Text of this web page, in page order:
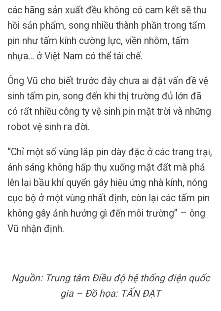
các hãng sản xuất đều không có cam kết sẽ thu
hồi sản phẩm, song nhiều thành phần trong tấm
pin như tấm kính cường lực, viền nhôm, tấm
nhựa… ở Việt Nam có thể tái chế.
Ông Vũ cho biết trước đây chưa ai đặt vấn đề vệ
sinh tấm pin, song đến khi thị trường đủ lớn đã
có rất nhiều công ty vệ sinh pin mặt trời và những
robot vệ sinh ra đời.
“Chỉ một số vùng lắp pin dày đặc ở các trang trại,
ánh sáng không hấp thụ xuống mặt đất mà phả
lên lại bầu khí quyển gây hiệu ứng nhà kính, nóng
cục bộ ở một vùng nhất định, còn lại các tấm pin
không gây ảnh hưởng gì đến môi trường” – ông
Vũ nhận định.
Nguồn: Trung tâm Điều độ hệ thống điện quốc
gia – Đồ họa: TẤN ĐẠT